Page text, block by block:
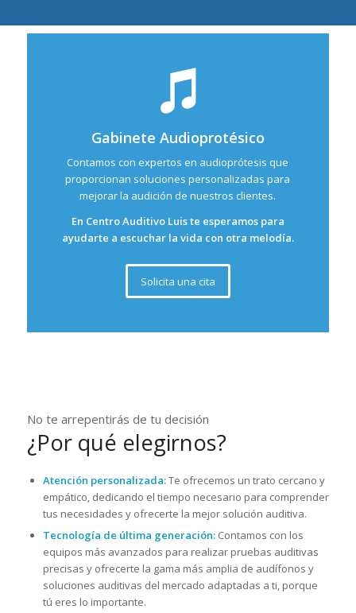
Gabinete Audioprotésico
Contamos con expertos en audioprótesis que
proporcionan soluciones personalizadas para
mejorar la audición de nuestros clientes.
En Centro Auditivo Luis te esperamos para
ayudarte a escuchar la vida con otra melodía.
Solicita una cita
No te arrepentirás de tu decisión
¿Por qué elegirnos?
Atención personalizada:Te ofrecemos un trato cercano y
empático, dedicando el tiempo necesario para comprender
tus necesidades y ofrecerte la mejor solución auditiva.
Tecnología de última generación:Contamos con los
equipos más avanzados para realizar pruebas auditivas
precisas y ofrecerte la gama más amplia de audífonos y
soluciones auditivas del mercado adaptadas a ti, porque
tú eres lo importante.